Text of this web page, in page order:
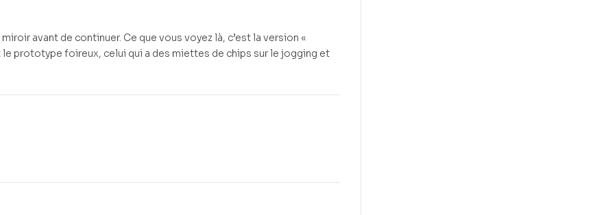
avant de continuer. Ce que vous voyez là, c’est la version «
le prototype foireux, celui qui a des miettes de chips sur le jogging et